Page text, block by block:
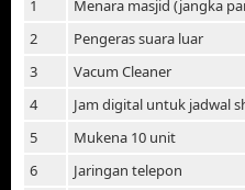
1
Menara masjid (jangka
2
Pengeras suara luar
3
Vacum Cleaner
4
Jam digital untuk jadwal
5
Mukena 10 unit
6
Jaringan telepon